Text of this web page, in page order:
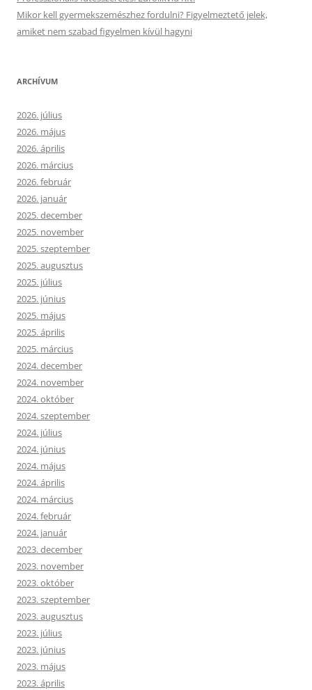
Mikor kell gyermekszemészhez fordulni? Figyelmeztető jelek,
amiket nem szabad figyelmen kívül hagyni
ARCHÍVUM
2026. július
2026. május
2026. április
2026. március
2026. február
2026. január
2025. december
2025. november
2025. szeptember
2025. augusztus
2025. július
2025. június
2025. május
2025. április
2025. március
2024. december
2024. november
2024. október
2024. szeptember
2024. július
2024. június
2024. május
2024. április
2024. március
2024. február
2024. január
2023. december
2023. november
2023. október
2023. szeptember
2023. augusztus
2023. július
2023. június
2023. május
2023. április